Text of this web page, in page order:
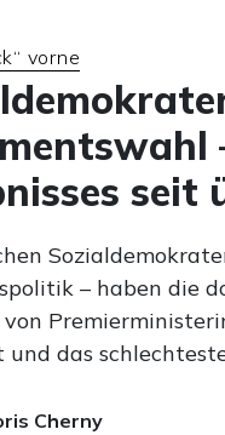
vorne
seit
– haben die
das
Cherny